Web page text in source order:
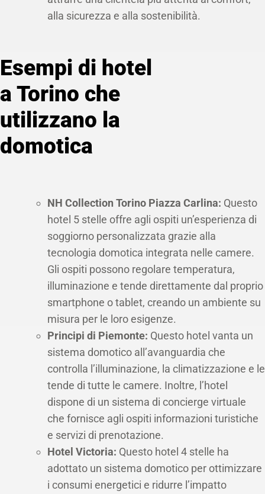
alla sicurezza e alla sostenibilità.
Esempi di hotel
a Torino che
utilizzano la
domotica
NH Collection Torino Piazza Carlina: Questo
hotel 5 stelle offre agli ospiti un’esperienza di
soggiorno personalizzata grazie alla
tecnologia domotica integrata nelle camere.
Gli ospiti possono regolare temperatura,
illuminazione e tende direttamente dal proprio
smartphone o tablet, creando un ambiente su
misura per le loro esigenze.
Principi di Piemonte: Questo hotel vanta un
sistema domotico all’avanguardia che
controlla l’illuminazione, la climatizzazione e le
tende di tutte le camere. Inoltre, l’hotel
dispone di un sistema di concierge virtuale
che fornisce agli ospiti informazioni turistiche
e servizi di prenotazione.
Hotel Victoria: Questo hotel 4 stelle ha
adottato un sistema domotico per ottimizzare
i consumi energetici e ridurre l’impatto